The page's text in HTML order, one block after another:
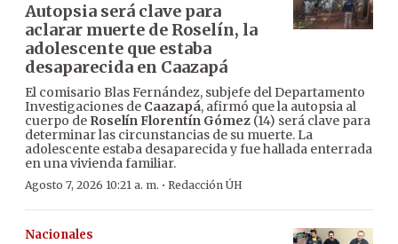
Autopsia será clave para
aclarar muerte de Roselín, la
adolescente que estaba
desaparecida en Caazapá
El comisario Blas Fernández, subjefe del Departamento
Investigaciones de Caazapá, afirmó que la autopsia al
cuerpo de Roselín Florentín Gómez (14) será clave para
determinar las circunstancias de su muerte. La
adolescente estaba desaparecida y fue hallada enterrada
en una vivienda familiar.
Agosto 7, 2026 10:21 a. m. · Redacción ÚH
Nacionales